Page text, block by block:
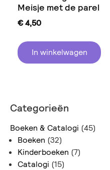
Categorieën
Boeken & Catalogi (45)
Boeken (32)
Kinderboeken (7)
Catalogi (15)
Meisje met de parel
€4,50
In winkelwagen